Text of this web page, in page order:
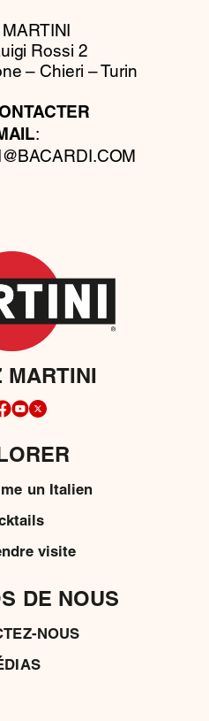
Rossi 2
– Chieri – Turin
:
MARTINI
un Italien
visite
DE NOUS
NOUS